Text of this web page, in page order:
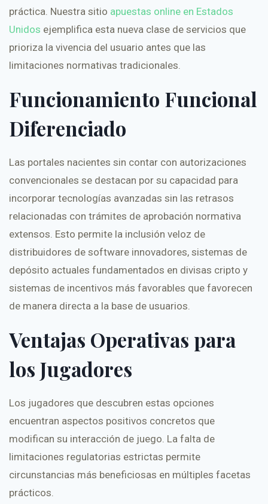
práctica. Nuestra sitio apuestas online en Estados
Unidos ejemplifica esta nueva clase de servicios que
prioriza la vivencia del usuario antes que las
limitaciones normativas tradicionales.
Funcionamiento Funcional
Diferenciado
Las portales nacientes sin contar con autorizaciones
convencionales se destacan por su capacidad para
incorporar tecnologías avanzadas sin las retrasos
relacionadas con trámites de aprobación normativa
extensos. Esto permite la inclusión veloz de
distribuidores de software innovadores, sistemas de
depósito actuales fundamentados en divisas cripto y
sistemas de incentivos más favorables que favorecen
de manera directa a la base de usuarios.
Ventajas Operativas para
los Jugadores
Los jugadores que descubren estas opciones
encuentran aspectos positivos concretos que
modifican su interacción de juego. La falta de
limitaciones regulatorias estrictas permite
circunstancias más beneficiosas en múltiples facetas
prácticos.